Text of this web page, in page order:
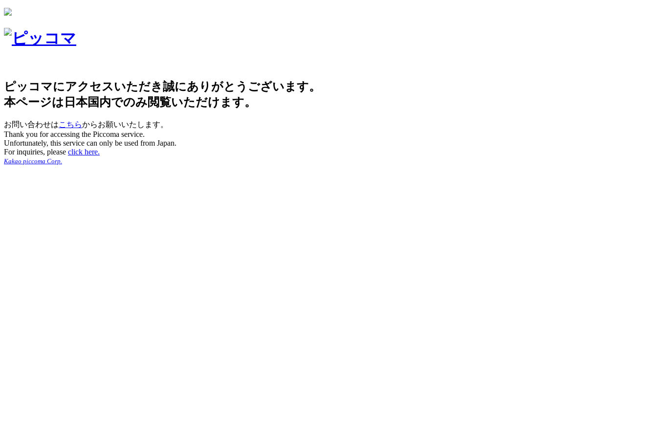
ピッコマにアクセスいただき誠にありがとうございます。
本ページは日本国内でのみ閲覧いただけます。
お問い合わせはこちらからお願いいたします。
Thank you for accessing the Piccoma service.
Unfortunately, this service can only be used from Japan.
For inquiries, please click here.
Kakao piccoma Corp.